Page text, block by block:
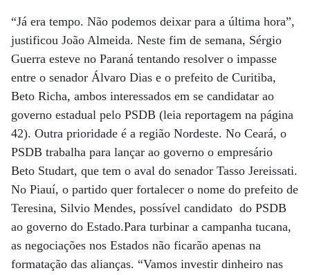
“Já era tempo. Não podemos deixar para a última hora”,
justificou João Almeida. Neste fim de semana, Sérgio
Guerra esteve no Paraná tentando resolver o impasse
entre o senador Álvaro Dias e o prefeito de Curitiba,
Beto Richa, ambos interessados em se candidatar ao
governo estadual pelo PSDB (leia reportagem na página
42). Outra prioridade é a região Nordeste. No Ceará, o
PSDB trabalha para lançar ao governo o empresário
Beto Studart, que tem o aval do senador Tasso Jereissati.
No Piauí, o partido quer fortalecer o nome do prefeito de
Teresina, Silvio Mendes, possível candidato do PSDB
ao governo do Estado.Para turbinar a campanha tucana,
as negociações nos Estados não ficarão apenas na
formatação das alianças. “Vamos investir dinheiro nas